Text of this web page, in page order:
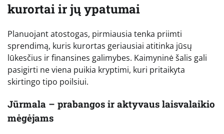
kurortai ir jų ypatumai
Planuojant atostogas, pirmiausia tenka priimti
sprendimą, kuris kurortas geriausiai atitinka jūsų
lūkesčius ir finansines galimybes. Kaimyninė šalis gali
pasigirti ne viena puikia kryptimi, kuri pritaikyta
skirtingo tipo poilsiui.
Jūrmala – prabangos ir aktyvaus laisvalaikio
mėgėjams